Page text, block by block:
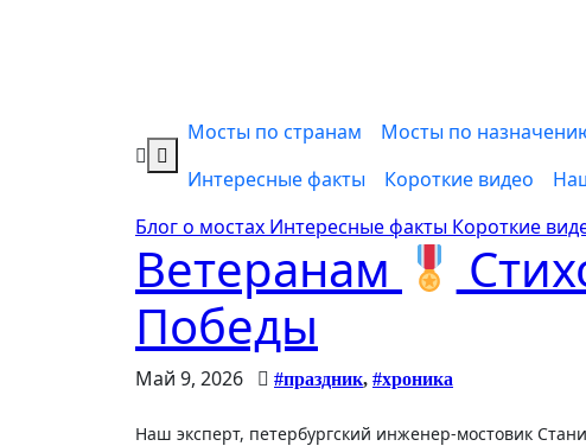
Мосты по странам Мосты по
Интересные факты
Короткие видео
Блог о мостах Интересные факты Короткие
Ветеранам
Победы
Май 9, 2026 #праздник, #хроника
Наш эксперт, петербургский инженер-мостовик Станислав Александрович Шульман, посвятил это стихотворение